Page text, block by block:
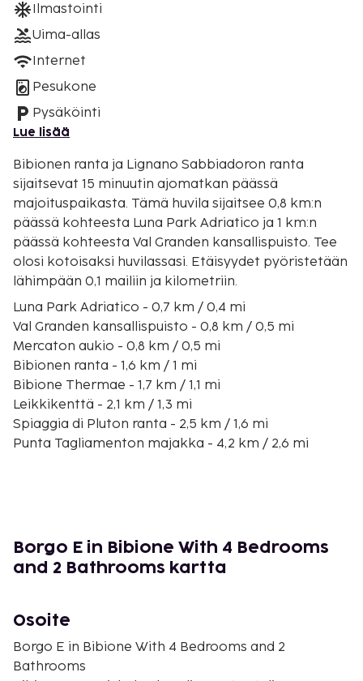
Ilmastointi
Uima-allas
Internet
Pesukone
Pysäköinti
Lue lisää
Bibionen ranta ja Lignano Sabbiadoron ranta
sijaitsevat 15 minuutin ajomatkan päässä
majoituspaikasta. Tämä huvila sijaitsee 0,8 km:n
päässä kohteesta Luna Park Adriatico ja 1 km:n
päässä kohteesta Val Granden kansallispuisto. Tee
olosi kotoisaksi huvilassasi. Etäisyydet pyöristetään
lähimpään 0,1 mailiin ja kilometriin.
Luna Park Adriatico - 0,7 km / 0,4 mi
Val Granden kansallispuisto - 0,8 km / 0,5 mi
Mercaton aukio - 0,8 km / 0,5 mi
Bibionen ranta - 1,6 km / 1 mi
Bibione Thermae - 1,7 km / 1,1 mi
Leikkikenttä - 2,1 km / 1,3 mi
Spiaggia di Pluton ranta - 2,5 km / 1,6 mi
Punta Tagliamenton majakka - 4,2 km / 2,6 mi
Aquasplash - 8,7 km / 5,4 mi
Parco Avventura Unicef - 9 km / 5,6 mi
Trieste, Italia (TRS-Trieste – Friuli Venezia Giulia) -
64,9 km / 40,3 mi
Marco Polon lentokenttä (VCE) - 78,4 km / 48,7 mi
Borgo E in Bibione With 4 Bedrooms
and 2 Bathrooms kartta
Osoite
Borgo E in Bibione With 4 Bedrooms and 2
Bathrooms